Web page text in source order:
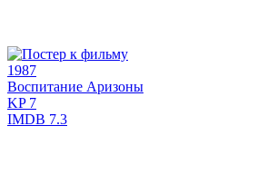
1987
Воспитание Аризоны
KP7
IMDB 7.3